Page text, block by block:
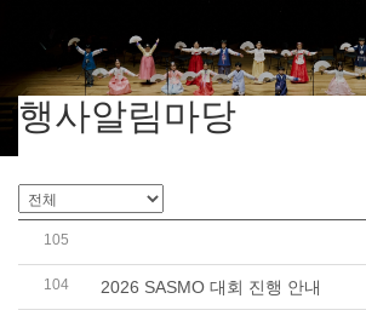
행사알림마당
105 G3 School Exchange Program
104 2026 SASMO 대회 진행 안내